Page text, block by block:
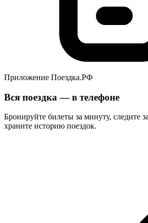
Приложение Поездка.РФ
Вся поездка — в телефоне
Бронируйте билеты за минуту, следите
храните историю поездок.